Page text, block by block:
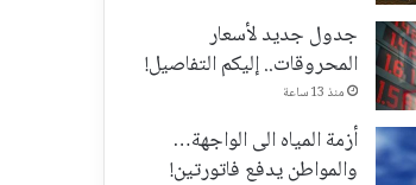
جدول جديد لأسعار
المحروقات.. إليكم التفاصيل!
منذ 13 ساعة
أزمة المياه الى الواجهة…
والمواطن يدفع فاتورتين!